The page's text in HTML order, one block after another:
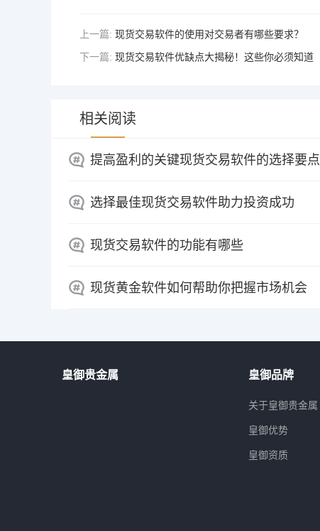
上一篇: 现货交易软件的使用对交易者有哪些要求？
下一篇: 现货交易软件优缺点大揭秘！这些你必须知道
相关阅读
提高盈利的关键现货交易软件的选择要点
选择最佳现货交易软件助力投资成功
现货交易软件的功能有哪些
现货黄金软件如何帮助你把握市场机会
皇御贵金属 皇御品牌
关于皇御贵金属
皇御优势
皇御资质